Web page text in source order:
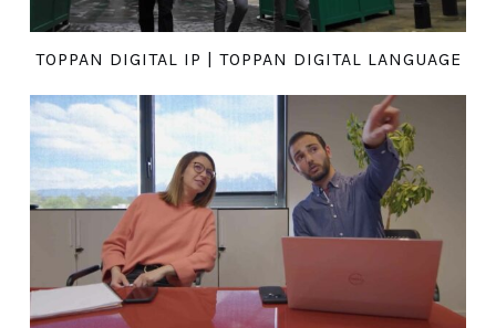
TOPPAN DIGITAL IP | TOPPAN DIGITAL LANGUAGE